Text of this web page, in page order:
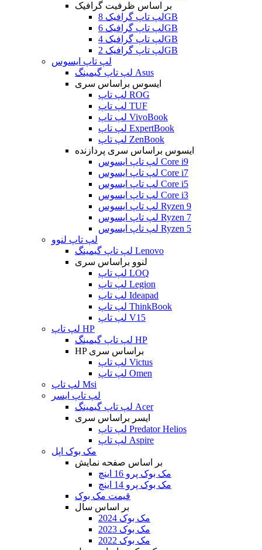
بر اساس ظرفیت گرافیک
لپ تاپ گرافیک 8GB
لپ تاپ گرافیک 6GB
لپ تاپ گرافیک 4GB
لپ تاپ گرافیک 2GB
لپ تاپ ایسوس
لپ تاپ گیمینگ Asus
ایسوس براساس سری
لپ تاپ ROG
لپ تاپ TUF
لپ تاپ VivoBook
لپ تاپ ExpertBook
لپ تاپ ZenBook
ایسوس براساس سری پردازنده
لپ تاپ ایسوس Core i9
لپ تاپ ایسوس Core i7
لپ تاپ ایسوس Core i5
لپ تاپ ایسوس Core i3
لپ تاپ ایسوس Ryzen 9
لپ تاپ ایسوس Ryzen 7
لپ تاپ ایسوس Ryzen 5
لپ تاپ لنوو
لپ تاپ گیمینگ Lenovo
لنوو براساس سری
لپ تاپ LOQ
لپ تاپ Legion
لپ تاپ Ideapad
لپ تاپ ThinkBook
لپ تاپ V15
لپ تاپ HP
لپ تاپ گیمینگ HP
HP براساس سری
لپ تاپ Victus
لپ تاپ Omen
لپ تاپ Msi
لپ تاپ ایسر
لپ تاپ گیمینگ Acer
ایسر براساس سری
لپ تاپ Predator Helios
لپ تاپ Aspire
مک بوک اپل
بر اساس صفحه نمایش
مک بوک پرو 16 اینچ
مک بوک پرو 14 اینچ
قیمت مک بوک
بر اساس سال
مک بوک 2024
مک بوک 2023
مک بوک 2022